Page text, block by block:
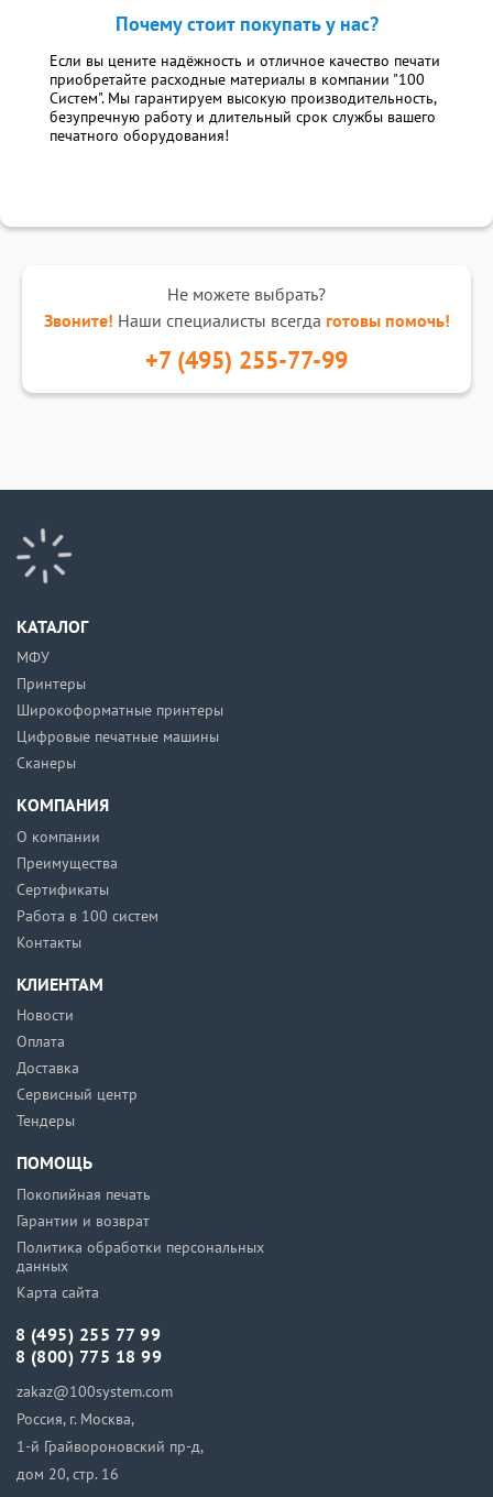
Почему стоит покупать у нас?
Если вы цените надёжность и отличное качество печати
приобретайте расходные материалы в компании "100
Систем". Мы гарантируем высокую производительность,
безупречную работу и длительный срок службы вашего
печатного оборудования!
Не можете выбрать?
Звоните! Наши специалисты всегда готовы помочь!
+7 (495) 255-77-99
КАТАЛОГ
МФУ
Принтеры
Широкоформатные принтеры
Цифровые печатные машины
Сканеры
КОМПАНИЯ
О компании
Преимущества
Сертификаты
Работа в 100 систем
Контакты
КЛИЕНТАМ
Новости
Оплата
Доставка
Сервисный центр
Тендеры
ПОМОЩЬ
Покопийная печать
Гарантии и возврат
Политика обработки персональных
данных
Карта сайта
8 (495) 255 77 99
8 (800) 775 18 99
zakaz@100system.com
Россия, г. Москва,
1-й Грайвороновский пр-д,
дом 20, стр. 16